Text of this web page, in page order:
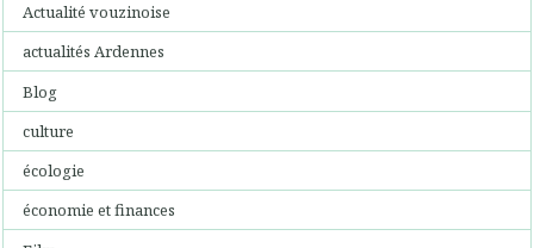
Actualité vouzinoise
actualités Ardennes
Blog
culture
écologie
économie et finances